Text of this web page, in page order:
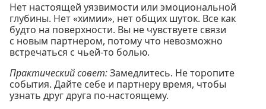
Нет настоящей уязвимости или эмоциональной
глубины. Нет «химии», нет общих шуток. Все как
будто на поверхности. Вы не чувствуете связи
с новым партнером, потому что невозможно
встречаться с чьей-то болью.
Практический совет:Замедлитесь. Не торопите
события. Дайте себе и партнеру время, чтобы
узнать друг друга по-настоящему.